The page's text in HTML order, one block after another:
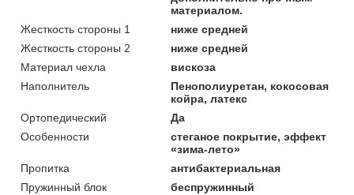
материалом.
Жесткость стороны 1
ниже средней
Жесткость стороны 2
ниже средней
Материал чехла
вискоза
Наполнитель
Пенополиуретан, кокосовая
койра, латекс
Ортопедический
Да
Особенности
стеганое покрытие, эффект
«зима-лето»
Пропитка
антибактериальная
Пружинный блок
беспружинный